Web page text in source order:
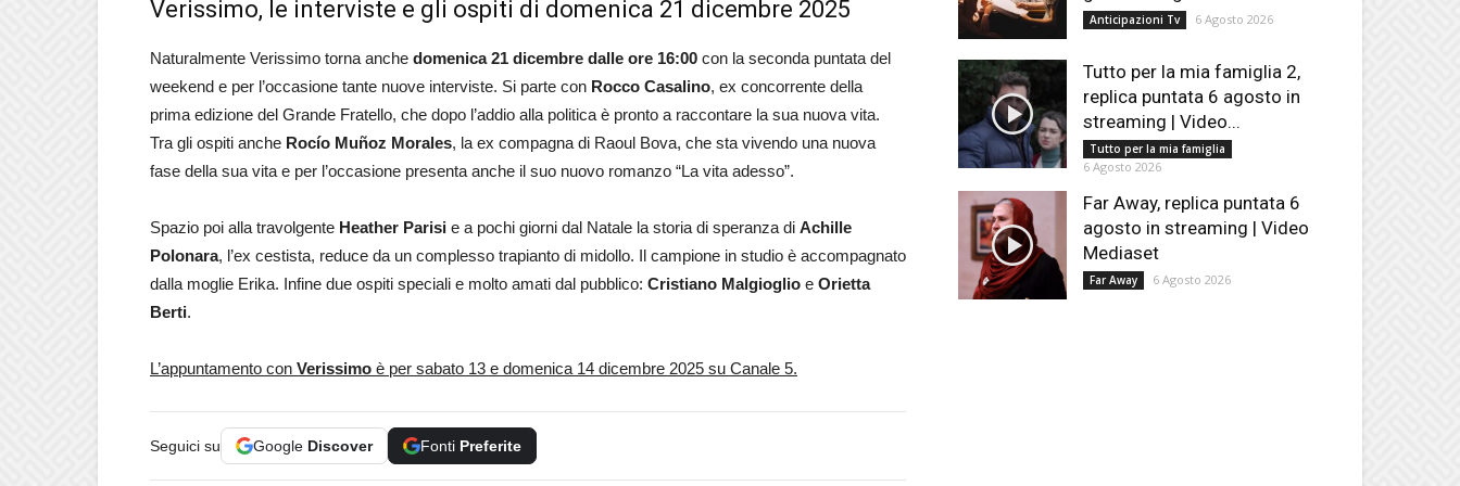
Verissimo, le interviste e gli ospiti di domenica 21 dicembre 2025
Naturalmente Verissimo torna anche domenica 21 dicembre dalle ore 16:00 con la seconda puntata del
weekend e per l’occasione tante nuove interviste. Si parte con Rocco Casalino, ex concorrente della
prima edizione del Grande Fratello, che dopo l’addio alla politica è pronto a raccontare la sua nuova vita.
Tra gli ospiti anche Rocío Muñoz Morales, la ex compagna di Raoul Bova, che sta vivendo una nuova
fase della sua vita e per l’occasione presenta anche il suo nuovo romanzo “La vita adesso”.
Spazio poi alla travolgente Heather Parisi e a pochi giorni dal Natale la storia di speranza di Achille
Polonara, l’ex cestista, reduce da un complesso trapianto di midollo. Il campione in studio è accompagnato
dalla moglie Erika. Infine due ospiti speciali e molto amati dal pubblico: Cristiano Malgioglio e Orietta
Berti.
L’appuntamento con Verissimo è per sabato 13 e domenica 14 dicembre 2025 su Canale 5.
Seguici su Google Discover Fonti Preferite
Anticipazioni Tv 6 Agosto 2026
Tutto per la mia famiglia 2,
replica puntata 6 agosto in
streaming | Video...
Tutto per la mia famiglia
6 Agosto 2026
Far Away, replica puntata 6
agosto in streaming | Video
Mediaset
Far Away 6 Agosto 2026